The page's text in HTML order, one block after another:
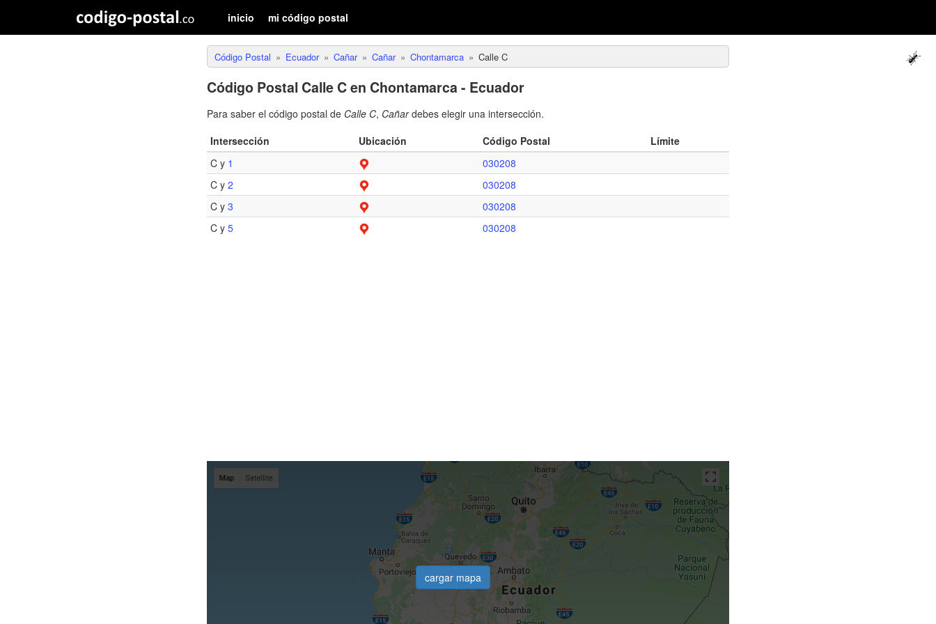
inicio mi código postal
Código Postal Ecuador Cañar Cañar Chontamarca Calle C
Código Postal Calle C en Chontamarca - Ecuador
Para saber el código postal de Calle C, Cañardebes elegir una intersección.
Intersección
Ubicación Código Postal
Límite
C y 1
030208
C y 2
030208
C y 3
030208
C y 5 030208
cargar mapa